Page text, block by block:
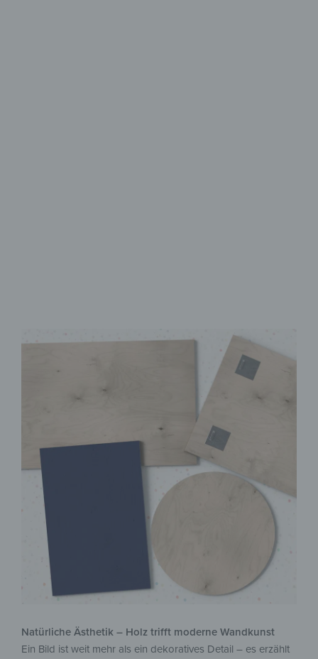
Natürliche Ästhetik – Holz trifft moderne Wandkunst
Ein Bild ist weit mehr als ein dekoratives Detail – es erzählt